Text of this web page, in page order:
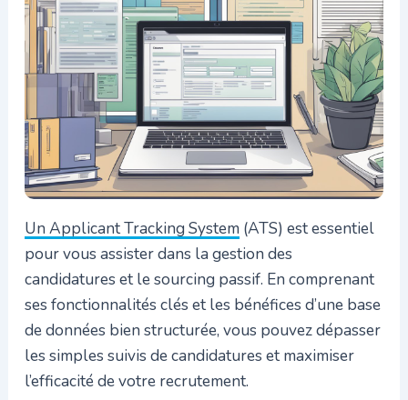
Un Applicant Tracking System (ATS) est essentiel
pour vous assister dans la gestion des
candidatures et le sourcing passif. En comprenant
ses fonctionnalités clés et les bénéfices d’une base
de données bien structurée, vous pouvez dépasser
les simples suivis de candidatures et maximiser
l’efficacité de votre recrutement.